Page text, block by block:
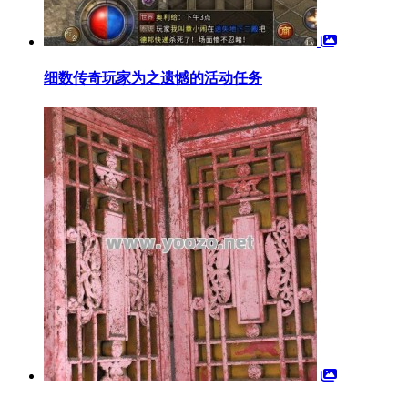
细数传奇玩家为之遗憾的活动任务